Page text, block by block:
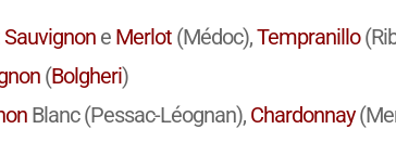
e Merlot (Médoc),Tempranillo
(Bolgheri)
Blanc (Pessac-Léognan), Chardonnay